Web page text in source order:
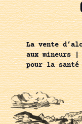
La vente
aux mineurs |
pour la santé